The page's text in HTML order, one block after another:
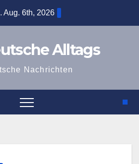
Aug. 6th, 2026
Alltags
Nachrichten